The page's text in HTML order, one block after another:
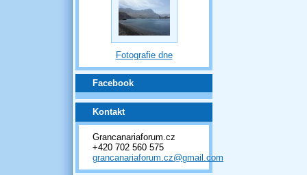
Fotografie dne
Facebook
Kontakt
Grancanariaforum.cz
+420 702 560 575
grancanariaforum.cz@gmail.com